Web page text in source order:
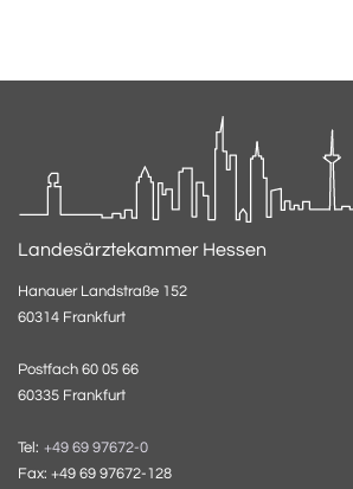
Landesärztekammer Hessen
Hanauer Landstraße 152
60314 Frankfurt
Postfach 60 05 66
60335 Frankfurt
Tel: +49 69 97672-0
Fax: +49 69 97672-128